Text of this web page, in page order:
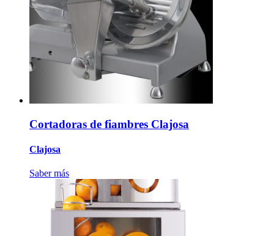
Cortadoras de fiambres Clajosa
Clajosa
Saber más